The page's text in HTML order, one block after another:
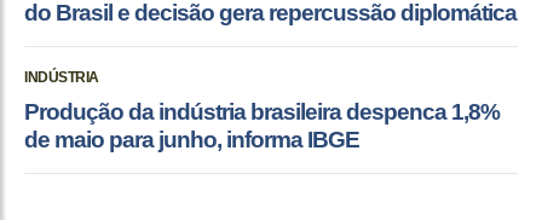
do Brasil e decisão gera repercussão diplomática
INDÚSTRIA
Produção da indústria brasileira despenca 1,8%
de maio para junho, informa IBGE